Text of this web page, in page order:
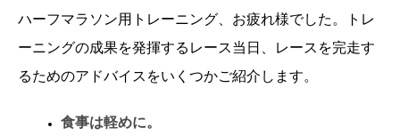
ハーフマラソン用トレーニング、お疲れ様でした。トレ
ーニングの成果を発揮するレース当日、レースを完走す
るためのアドバイスをいくつかご紹介します。
食事は軽めに。